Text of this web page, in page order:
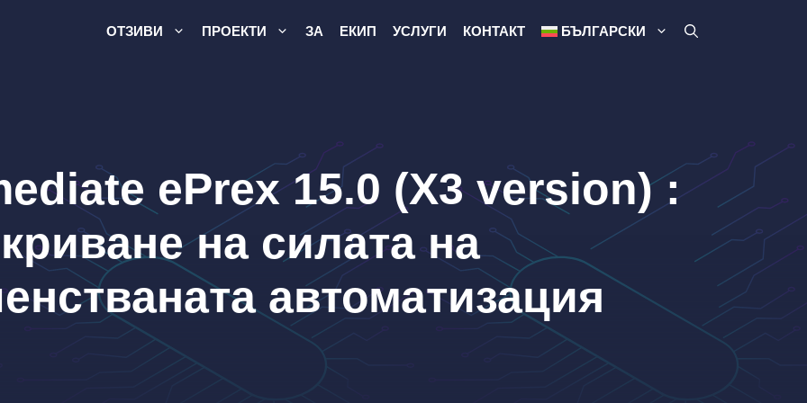
ОТЗИВИ ПРОЕКТИ ЗА ЕКИП УСЛУГИ КОНТАКТ БЪЛГАРСКИ
ePrex 15.0 (X3 version) :
на силата на
автоматизация